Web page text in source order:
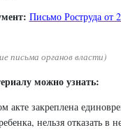
Письмо Роструда от
письма органов власти)
можно узнать:
акте закреплена
нельзя отказать в